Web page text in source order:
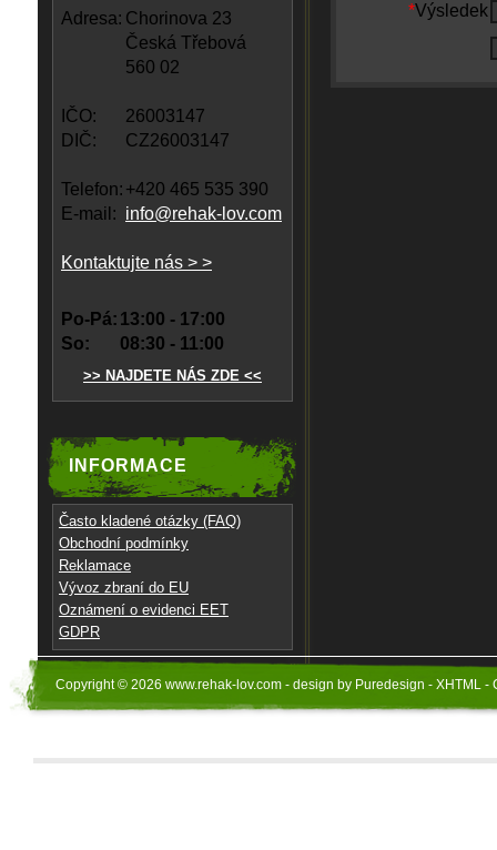
Adresa: Chorinova 23
Česká Třebová
560 02
IČO:
26003147
DIČ:
CZ26003147
Telefon: +420 465 535 390
E-mail: info@rehak-lov.com
Kontaktujte nás > >
Po-Pá: 13:00 - 17:00
So:
08:30 - 11:00
>> NAJDETE NÁS ZDE <<
INFORMACE
Často kladené otázky (FAQ)
Obchodní podmínky
Reklamace
Vývoz zbraní do EU
Oznámení o evidenci EET
GDPR
*Výsledek
Copyright © 2026 www.rehak-lov.com - design by Puredesign - XHTML -